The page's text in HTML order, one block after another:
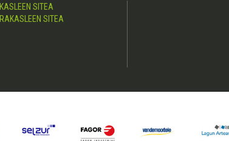
IKASLEEN SITEA
IRAKASLEEN SITEA